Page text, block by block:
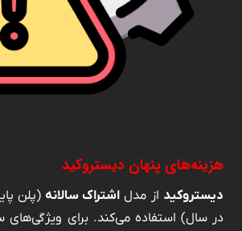
هزینه‌های پنهان دیستروکید
دیستروکید از مدل اشتراک سالانه
در سال) استفاده می‌کند. برای ویژگی‌های